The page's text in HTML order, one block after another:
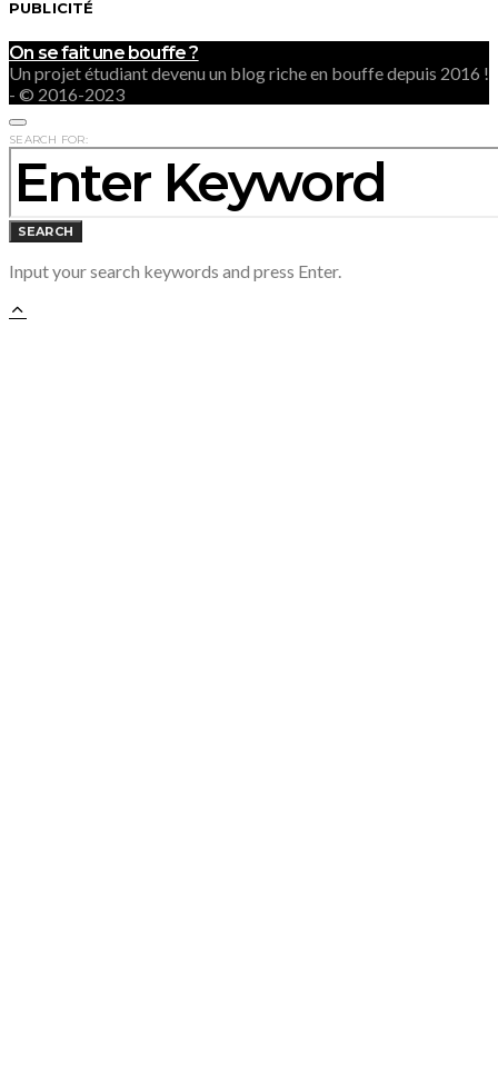
PUBLICITÉ
On se fait une bouffe ?
Un projet étudiant devenu un blog riche en bouffe depuis 2016 !
- © 2016-2023
SEARCH FOR:
SEARCH
Input your search keywords and press Enter.